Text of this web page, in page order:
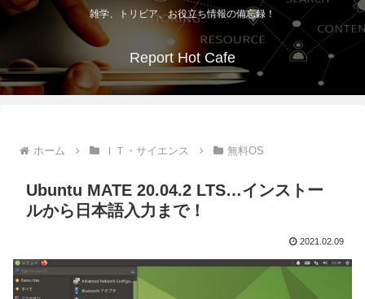
雑学、トリビア、お役立ち情報の備忘録！
Report Hot Cafe
ホーム ＩＴ・サイエンス 無料OS
Ubuntu MATE 20.04.2 LTS…インストー
ルから日本語入力まで！
2021.02.09